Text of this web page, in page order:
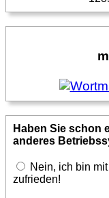
Haben Sie schon
anderes
Nein, ich bin
zufrieden!